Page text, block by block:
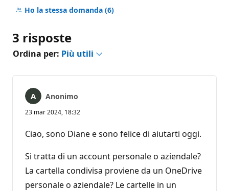
commento
Ho la stessa domanda (6)
3 risposte
Ordina per: Più utili
Anonimo
23 mar 2024, 18:32
Ciao, sono Diane e sono felice di aiutarti oggi.
Si tratta di un account personale o aziendale?
La cartella condivisa proviene da un OneDrive
personale o aziendale? Le cartelle in un